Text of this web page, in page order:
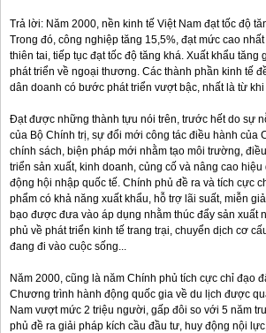
Trả lời: Năm 2000, nền kinh tế Việt Nam đạt tốc độ
Trong đó, công nghiệp tăng 15,5%, đạt mức cao
thiên tai, tiếp tục đạt tốc độ tăng khá. Xuất khẩu
phát triển về ngoại thương. Các thành phần kinh tế
dân doanh có bước phát triển vượt bậc, nhất là từ
Đạt được những thành tựu nói trên, trước hết do sự
của Bộ Chính trị, sự đổi mới công tác điều hành
chính sách, biện pháp mới nhằm tạo môi trường,
triển sản xuất, kinh doanh, củng cố và nâng cao
động hội nhập quốc tế. Chính phủ đề ra và tích cực
phẩm có khả năng xuất khẩu, hỗ trợ lãi suất, miễn
bạo được đưa vào áp dụng nhằm thúc đẩy sản xuất
phủ về phát triển kinh tế trang trại, chuyển dịch cơ
đang đi vào cuộc sống...
Năm 2000, cũng là năm Chính phủ tích cực chỉ đạo
Chương trình hành động quốc gia về du lịch được
Nam vượt mức 2 triệu người, gấp đôi so với 5 năm
phủ đề ra giải pháp kích cầu đầu tư, huy động nội